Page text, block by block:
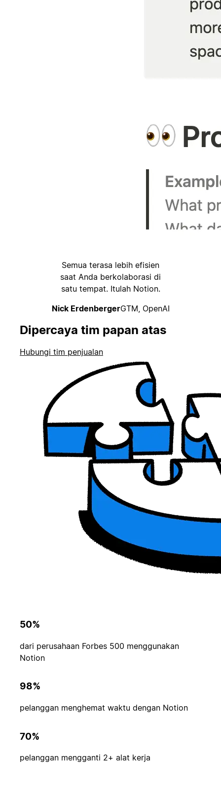
Semua terasa lebih efisien
saat Anda berkolaborasi di
satu tempat. Itulah Notion.
Nick ErdenbergerGTM, OpenAI
Dipercaya tim papan atas
Hubungi tim penjualan
50%
dari perusahaan Forbes 500 menggunakan
Notion
98%
pelanggan menghemat waktu dengan Notion
70%
pelanggan mengganti 2+ alat kerja